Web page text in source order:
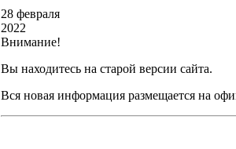
28 февраля
2022
Внимание!
Вы находитесь на старой версии сайта.
Вся новая информация размещается на